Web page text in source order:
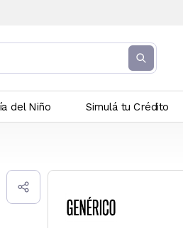
del Niño Simulá tu Crédito